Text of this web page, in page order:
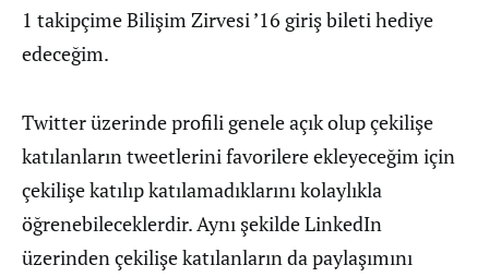
1 takipçime Bilişim Zirvesi ’16 giriş bileti hediye
edeceğim.
Twitter üzerinde profili genele açık olup çekilişe
katılanların tweetlerini favorilere ekleyeceğim için
çekilişe katılıp katılamadıklarını kolaylıkla
öğrenebileceklerdir. Aynı şekilde LinkedIn
üzerinden çekilişe katılanların da paylaşımını